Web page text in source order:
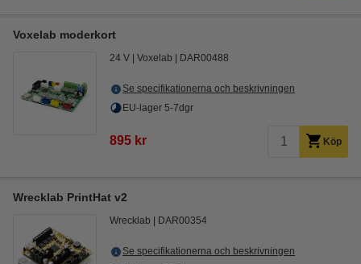
Voxelab moderkort
24 V Voxelab DAR00488
Se specifikationerna och beskrivningen
EU-lager 5-7dgr
895 kr Köp
Wrecklab PrintHat v2
Wrecklab DAR00354
Se specifikationerna och beskrivningen